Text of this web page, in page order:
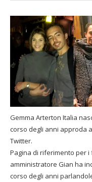
Gemma Arterton Italia
corso degli anni approda
Twitter.
Pagina di riferimento per
amministratore Gian ha
corso degli anni